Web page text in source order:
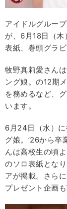
アイドルグルー
が、6月18日（
表紙、巻頭グラ
牧野真莉愛さん
ング娘。の12期
を務めるなど、
います。
6月24日（水）
グ娘。’26から卒
んは高校生の頃
のソロ表紙とな
アが掲載。さら
プレゼント企画も